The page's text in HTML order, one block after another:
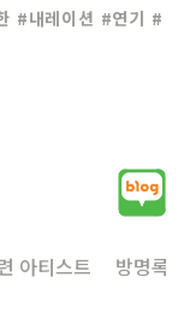
#내레이션 #연기 #
아티스트 방명록